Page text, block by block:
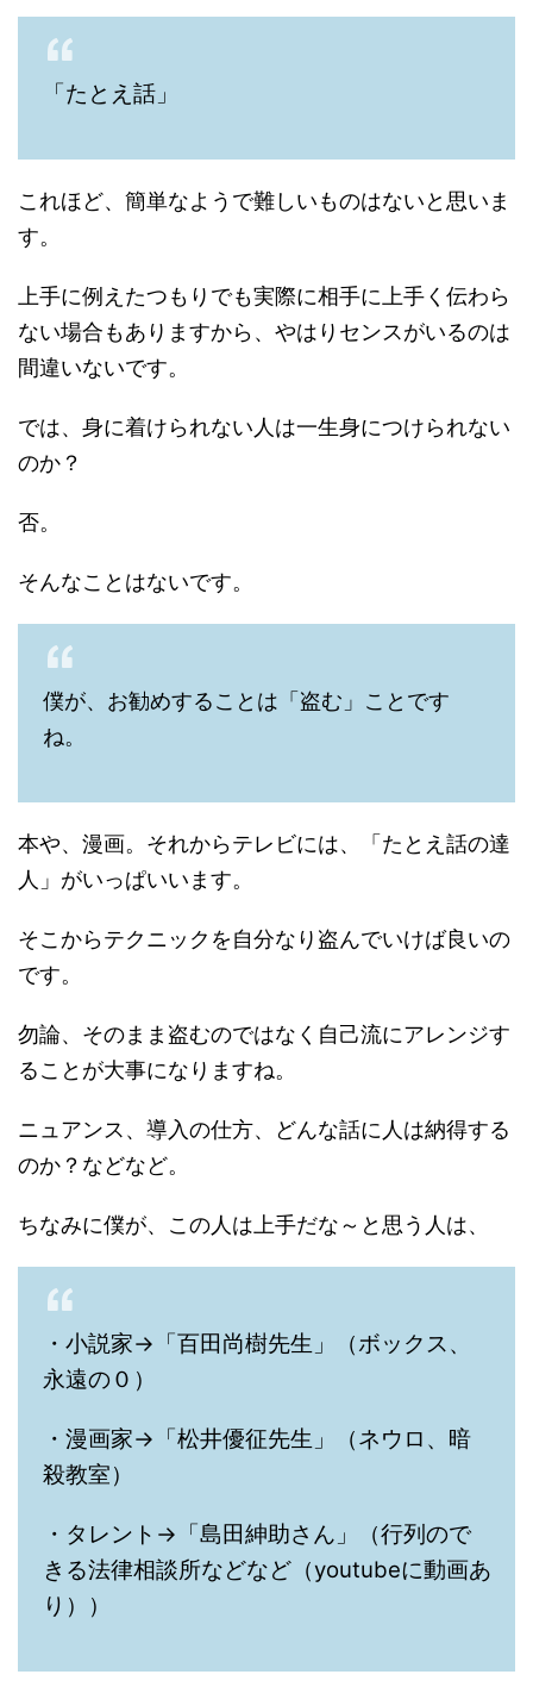
「たとえ話」
これほど、簡単なようで難しいものはないと思いま
す。
上手に例えたつもりでも実際に相手に上手く伝わら
ない場合もありますから、やはりセンスがいるのは
間違いないです。
では、身に着けられない人は一生身につけられない
のか？
否。
そんなことはないです。
僕が、お勧めすることは「盗む」ことです
ね。
本や、漫画。それからテレビには、「たとえ話の達
人」がいっぱいいます。
そこからテクニックを自分なり盗んでいけば良いの
です。
勿論、そのまま盗むのではなく自己流にアレンジす
ることが大事になりますね。
ニュアンス、導入の仕方、どんな話に人は納得する
のか？などなど。
ちなみに僕が、この人は上手だな～と思う人は、
・小説家→「百田尚樹先生」（ボックス、
永遠の０）
・漫画家→「松井優征先生」（ネウロ、暗
殺教室）
・タレント→「島田紳助さん」（行列ので
きる法律相談所などなど（youtubeに動画あ
り））